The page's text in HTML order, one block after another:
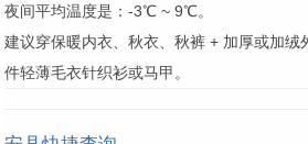
夜间平均温度是：-3℃ ~ 9℃。
建议穿保暖内衣、秋衣、秋裤 + 加厚或加绒
件轻薄毛衣针织衫或马甲。